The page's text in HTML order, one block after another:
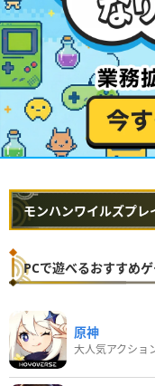
モンハンワイルズプレ
PCで遊べるおすすめ
原神
大人気アクショ